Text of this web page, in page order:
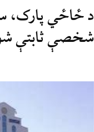
د ځاځي پارک،
شخصې ثابتې